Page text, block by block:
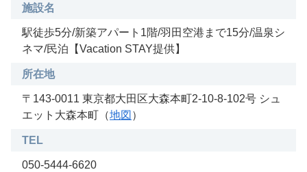
施設名
駅徒歩5分/新築アパート1階/羽田空港まで15分/温泉シ
ネマ/民泊【Vacation STAY提供】
所在地
〒143-0011 東京都大田区大森本町2-10-8-102号 シュ
エット大森本町（地図 ）
TEL
050-5444-6620